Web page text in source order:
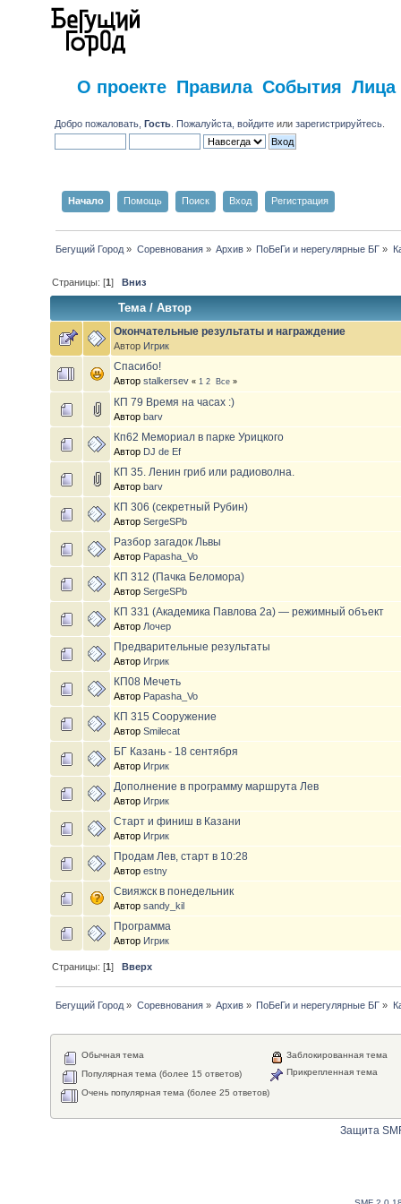
О проекте Правила События Лица
Добро пожаловать,Гость . Пожалуйста,войдите илизарегистрируйтесь
Начало Помощь Поиск Вход Регистрация
Бегущий Город » Соревнования» Архив » ПоБеГи и нерегулярные БГ »
Страницы: [1]Вниз
Тема/Автор
Окончательные результаты и награждение
Автор Игрик
Спасибо!
Авторstalkersev «1 2 Все »
КП 79 Время на часах :)
Автор barv
Кп62 Мемориал в парке Урицкого
Автор DJ de Ef
КП 35. Ленин гриб или радиоволна.
Автор barv
КП 306 (секретный Рубин)
АвторSergeSPb
Разбор загадок Львы
Автор Papasha_Vo
КП 312 (Пачка Беломора)
АвторSergeSPb
КП 331 (Академика Павлова 2а) — режимный объект
АвторЛочер
Предварительные результаты
Автор Игрик
КП08 Мечеть
Автор Papasha_Vo
КП 315 Сооружение
АвторSmilecat
БГ Казань - 18 сентября
Автор Игрик
Дополнение в программу маршрута Лев
Автор Игрик
Старт и финиш в Казани
Автор Игрик
Продам Лев, старт в 10:28
Авторestny
Свияжск в понедельник
Авторsandy_kil
Программа
Автор Игрик
Страницы: [1] Вверх
Бегущий Город » Соревнования» Архив » ПоБеГи и нерегулярные БГ »
Обычная тема
Популярная тема (более 15 ответов)
Очень популярная тема (более 25 ответов)
Заблокированная тема
Прикрепленная тема
Защита